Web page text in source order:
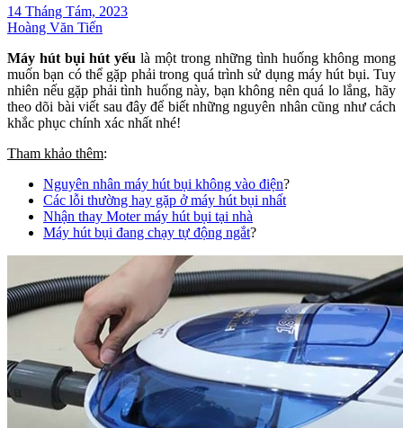
14 Tháng Tám, 2023
Hoàng Văn Tiến
Máy hút bụi hút yếu là một trong những tình huống không mong
muốn bạn có thể gặp phải trong quá trình sử dụng máy hút bụi. Tuy
nhiên nếu gặp phải tình huống này, bạn không nên quá lo lắng, hãy
theo dõi bài viết sau đây để biết những nguyên nhân cũng như cách
khắc phục chính xác nhất nhé!
Tham khảo thêm:
Nguyên nhân máy hút bụi không vào điện?
Các lỗi thường hay gặp ở máy hút bụi nhất
Nhận thay Moter máy hút bụi tại nhà
Máy hút bụi đang chạy tự động ngắt?